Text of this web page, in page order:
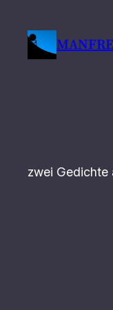
Inhalt
springen
zwei Gedichte